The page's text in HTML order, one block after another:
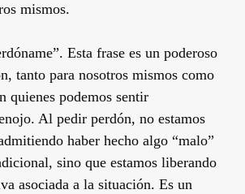
mismos.
Esta frase es un poderoso
tanto para nosotros mismos como
quienes podemos sentir
Al pedir perdón, no estamos
haber hecho algo “malo”
sino que estamos liberando
asociada a la situación. Es un